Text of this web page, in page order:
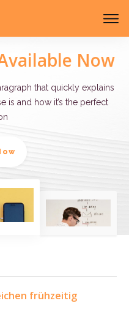
Now
that quickly explains
is and how it’s the perfect
frühzeitig